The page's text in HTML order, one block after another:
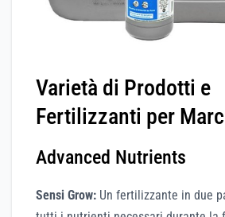
Varietà di Prodotti e
Fertilizzanti per
Advanced Nutrients
Sensi Grow: Un fertilizzante in due